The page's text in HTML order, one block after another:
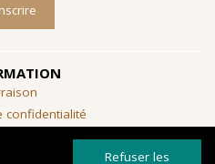
confidentialité
Refuser les